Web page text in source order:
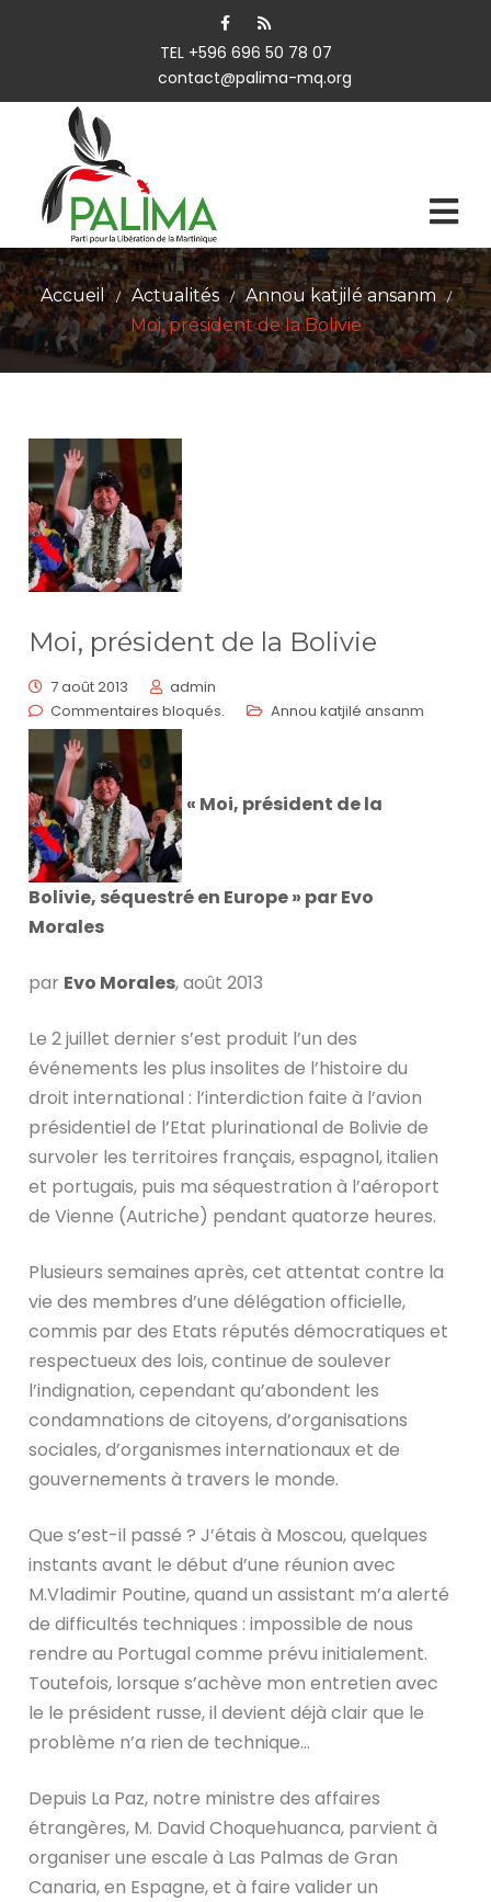
TEL +596 696 50 78 07
contact@palima-mq.org
Accueil / Actualités / Annou katjilé ansanm /
Moi, président de la Bolivie
Moi, président de la Bolivie
7 août 2013
admin
Commentaires bloqués.
Annou katjilé ansanm
« Moi, président de la
Bolivie, séquestré en Europe » par Evo
Morales
par Evo Morales, août 2013
Le 2 juillet dernier s’est produit l’un des
événements les plus insolites de l’histoire du
droit international : l’interdiction faite à l’avion
présidentiel de l’Etat plurinational de Bolivie de
survoler les territoires français, espagnol, italien
et portugais, puis ma séquestration à l’aéroport
de Vienne (Autriche) pendant quatorze heures.
Plusieurs semaines après, cet attentat contre la
vie des membres d’une délégation officielle,
commis par des Etats réputés démocratiques et
respectueux des lois, continue de soulever
l’indignation, cependant qu’abondent les
condamnations de citoyens, d’organisations
sociales, d’organismes internationaux et de
gouvernements à travers le monde.
Que s’est-il passé ? J’étais à Moscou, quelques
instants avant le début d’une réunion avec
M.Vladimir Poutine, quand un assistant m’a alerté
de difficultés techniques : impossible de nous
rendre au Portugal comme prévu initialement.
Toutefois, lorsque s’achève mon entretien avec
le le président russe, il devient déjà clair que le
problème n’a rien de technique…
Depuis La Paz, notre ministre des affaires
étrangères, M. David Choquehuanca, parvient à
organiser une escale à Las Palmas de Gran
Canaria, en Espagne, et à faire valider un